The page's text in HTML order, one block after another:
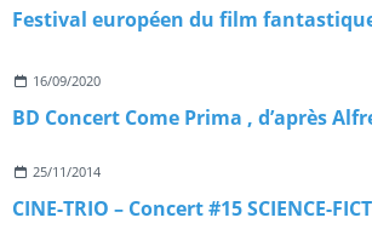
Festival européen du film
16/09/2020
BD Concert Come Prima , d’après
25/11/2014
CINE-TRIO – Concert #15 SCIENCE-